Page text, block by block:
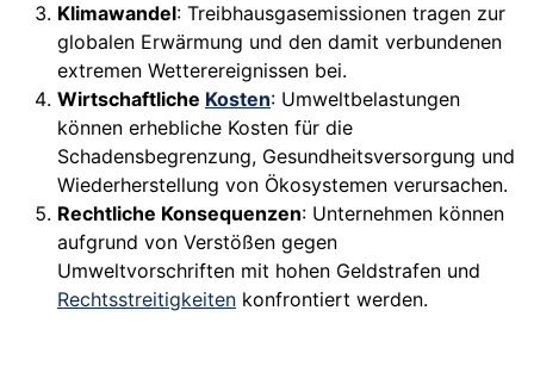
Klimawandel: Treibhausgasemissionen tragen zur
globalen Erwärmung und den damit verbundenen
extremen Wetterereignissen bei.
Wirtschaftliche Kosten: Umweltbelastungen
können erhebliche Kosten für die
Schadensbegrenzung, Gesundheitsversorgung und
Wiederherstellung von Ökosystemen verursachen.
Rechtliche Konsequenzen: Unternehmen können
aufgrund von Verstößen gegen
Umweltvorschriften mit hohen Geldstrafen und
Rechtsstreitigkeiten konfrontiert werden.